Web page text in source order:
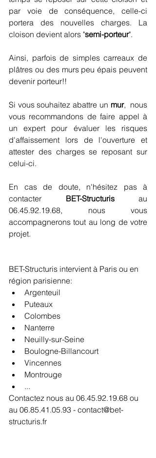
par voie de conséquence, celle-ci
portera des nouvelles charges. La
cloison devient alors "semi-porteur".
Ainsi, parfois de simples carreaux de
plâtres ou des murs peu épais peuvent
devenir porteur!!
Si vous souhaitez abattre un mur,  nous
vous recommandons de faire appel à
un expert pour évaluer les risques
d'affaissement lors de l'ouverture et
attester des charges se reposant sur
celui-ci.
En cas de doute, n'hésitez pas à
contacter BET-Structuris au
06.45.92.19.68, nous vous
accompagnerons tout au long de votre
projet.
BET-Structuris intervient à Paris ou en
région parisienne:
Argenteuil
Puteaux
Colombes
Nanterre
Neuilly-sur-Seine
Boulogne-Billancourt
Vincennes
Montrouge
...
Contactez nous au 06.45.92.19.68 ou
au 06.85.41.05.93 - contact@bet-
structuris.fr